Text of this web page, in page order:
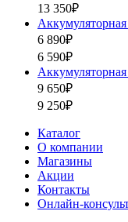
13 350₽
6 890₽
6 590₽
9 650₽
9 250₽
Каталог
О компании
Магазины
Акции
Контакты
Онлайн-